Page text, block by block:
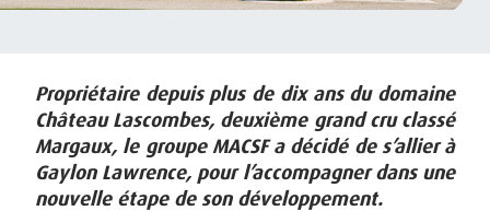
Propriétaire depuis plus de dix ans du domaine
Château Lascombes, deuxième grand cru classé
Margaux, le groupe MACSF a décidé de s’allier à
Gaylon Lawrence, pour l’accompagner dans une
nouvelle étape de son développement.